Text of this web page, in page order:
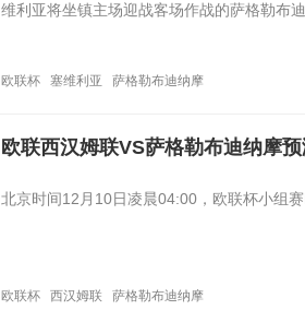
维利亚将坐镇主场迎战客场作战的萨格勒布迪
欧联杯 塞维利亚 萨格勒布迪纳摩
欧联西汉姆联VS萨格勒布迪纳摩
北京时间12月10日凌晨04:00，欧联杯小组
欧联杯 西汉姆联 萨格勒布迪纳摩